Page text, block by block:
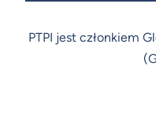
PTPI jest członkiem